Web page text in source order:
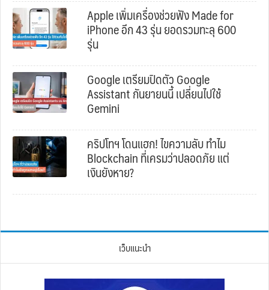
Apple เพิ่มเครื่องช่วยฟัง Made for
iPhone อีก 43 รุ่น ยอดรวมทะลุ 600
รุ่น
Google เตรียมปิดตัว Google
Assistant กันยายนนี้ เปลี่ยนไปใช้
Gemini
คริปโทฯ โดนแฮก! ไขความลับ ทำไม
Blockchain ที่เครมว่าปลอดภัย แต่
เงินยังหาย?
เว็บแนะนำ